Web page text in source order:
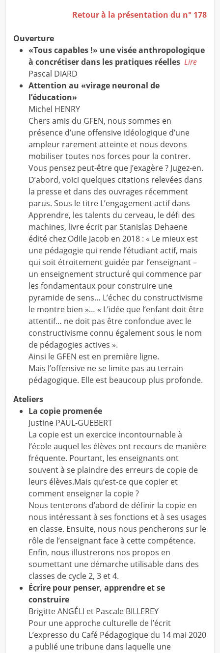
Retour à la présentation du n° 178
Ouverture
«Tous capables !» une visée anthropologique
à concrétiser dans les pratiques réelles Lire
Pascal DIARD
Attention au «virage neuronal de
l’éducation»
Michel HENRY
Chers amis du GFEN, nous sommes en
présence d’une offensive idéologique d’une
ampleur rarement atteinte et nous devons
mobiliser toutes nos forces pour la contrer.
Vous pensez peut-être que j’exagère ? Jugez-en.
D’abord, voici quelques citations relevées dans
la presse et dans des ouvrages récemment
parus. Sous le titre L’engagement actif dans
Apprendre, les talents du cerveau, le défi des
machines, livre écrit par Stanislas Dehaene
édité chez Odile Jacob en 2018 : « Le mieux est
une pédagogie qui rende l’étudiant actif, mais
qui soit étroitement guidée par l’enseignant –
un enseignement structuré qui commence par
les fondamentaux pour construire une
pyramide de sens… L’échec du constructivisme
le montre bien »… « L’idée que l’enfant doit être
attentif… ne doit pas être confondue avec le
constructivisme connu également sous le nom
de pédagogies actives ».
Ainsi le GFEN est en première ligne.
Mais l’offensive ne se limite pas au terrain
pédagogique. Elle est beaucoup plus profonde.
Ateliers
La copie promenée
Justine PAUL-GUEBERT
La copie est un exercice incontournable à
l’école auquel les élèves ont recours de manière
fréquente. Pourtant, les enseignants ont
souvent à se plaindre des erreurs de copie de
leurs élèves.Mais qu’est-ce que copier et
comment enseigner la copie ?
Nous tenterons d’abord de définir la copie en
nous intéressant à ses fonctions et à ses usages
en classe. Ensuite, nous nous pencherons sur le
rôle de l’enseignant face à cette compétence.
Enfin, nous illustrerons nos propos en
soumettant une démarche utilisable dans des
classes de cycle 2, 3 et 4.
Écrire pour penser, apprendre et se
construire
Brigitte ANGÉLI et Pascale BILLEREY
Pour une approche culturelle de l’écrit
L’expresso du Café Pédagogique du 14 mai 2020
a publié une tribune dans laquelle une